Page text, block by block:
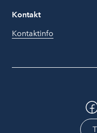
Kontakt
Kontaktinfo